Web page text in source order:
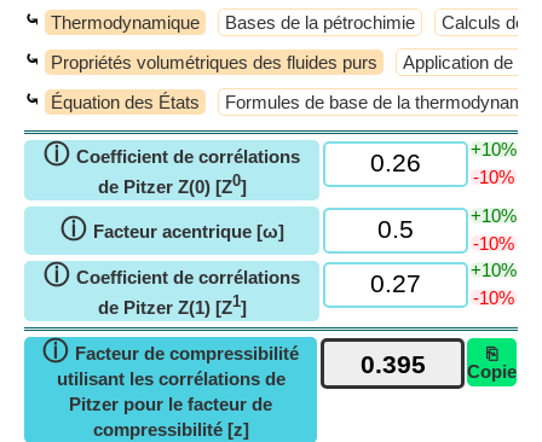
⤿ Thermodynamique Bases de la pétrochimie Calculs de
⤿ Propriétés volumétriques des fluides purs Application de la
⤿ Équation des États Formules de base de la
ⓘ Coefficient de corrélations
de Pitzer Z(0) [Z0]
+10%
-10%
ⓘ Facteur acentrique [ω]
+10%
-10%
ⓘ Coefficient de corrélations
de Pitzer Z(1) [Z1]
+10%
-10%
ⓘ Facteur de compressibilité
utilisant les corrélations de
Pitzer pour le facteur de
compressibilité [z]
⎘
Copie